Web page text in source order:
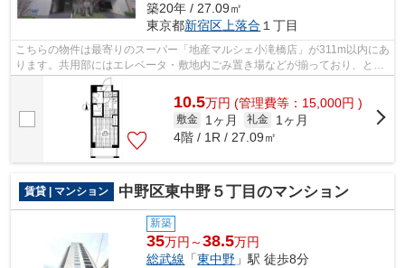
築20年 / 27.09㎡
東京都新宿区上落合 １丁目
こちらの物件は最寄りのスーパー「地産マルシェ小滝橋店」が311m以内にあ
ります。共用部にはエレベータ・敷地内ごみ置き場などが揃っており、とて
も充実しています。駅まで5分と、駅近...
10.5万円 (管理費等：15,000円 )
敷金 1ヶ月 礼金
1ヶ月
4階 / 1R / 27.09㎡
賃貸 | マンション 中野区東中野５丁目のマンション
新築
35万円～38.5万円
総武線 「東中野 」駅 徒歩8分